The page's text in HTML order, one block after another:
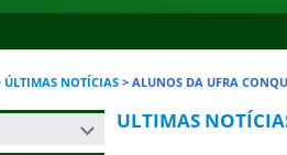
ÚLTIMAS NOTÍCIAS > ALUNOS DA UFRA
ULTIMAS